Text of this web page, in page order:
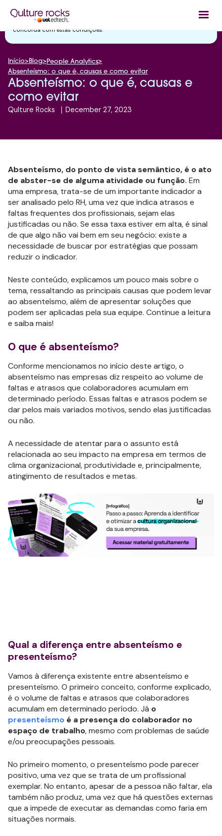
Utilizamos cookies essenciais e tecnologias semelhantes de acordo
com a nossaPolítica de Privacidade
concorda com estas condições.
Início> Blog> People Analytics>
Absenteísmo: o que é, causas e como evitar
Absenteísmo: o que é, causas e
como evitar
Qulture Rocks | December 27, 2023
Absenteísmo, do ponto de vista semântico, é o ato
de abster-se de alguma atividade ou função. Em
uma empresa, trata-se de um importante indicador a
ser analisado pelo RH, uma vez que indica atrasos e
faltas frequentes dos profissionais, sejam elas
justificadas ou não. Se essa taxa estiver em alta, é sinal
de que algo não vai bem em seu negócio: existe a
necessidade de buscar por estratégias que possam
reduzir o indicador.
Neste conteúdo, explicamos um pouco mais sobre o
tema, ressaltando as principais causas que podem levar
ao absenteísmo, além de apresentar soluções que
podem ser aplicadas pela sua equipe. Continue a leitura
e saiba mais!
O que é absenteísmo?
Conforme mencionamos no início deste artigo, o
absenteísmo nas empresas diz respeito ao volume de
faltas e atrasos que colaboradores acumulam em
determinado período. Essas faltas e atrasos podem se
dar pelos mais variados motivos, sendo elas justificadas
ou não.
A necessidade de atentar para o assunto está
relacionada ao seu impacto na empresa em termos de
clima organizacional, produtividade e, principalmente,
atingimento de resultados e metas.
Qual a diferença entre absenteísmo e
presenteísmo?
Vamos à diferença existente entre absenteísmo e
presenteísmo. O primeiro conceito, conforme explicado,
é o volume de faltas e atrasos que colaboradores
acumulam em determinado período. Já o
presenteísmo é a presença do colaborador no
espaço de trabalho, mesmo com problemas de saúde
e/ou preocupações pessoais.
No primeiro momento, o presenteísmo pode parecer
positivo, uma vez que se trata de um profissional
exemplar. No entanto, apesar de a pessoa não faltar, ela
também não produz, uma vez que há questões externas
que a impede de executar as demandas como faria em
situações normais.